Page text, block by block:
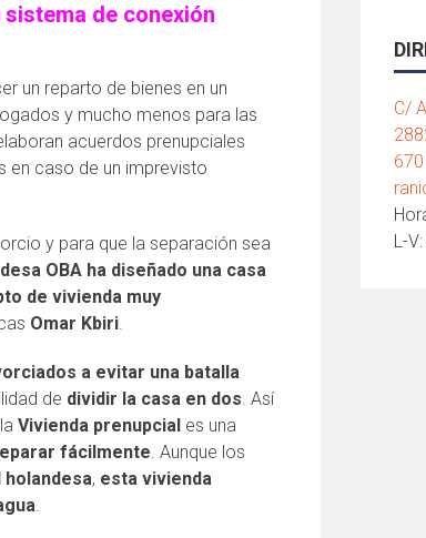
de conexión
un reparto de bienes en un
y mucho menos para las
acuerdos prenupciales
en caso de un imprevisto
y para que la separación sea
OBA ha diseñado una casa
de vivienda muy
Omar Kbiri.
a evitar una batalla
de dividir la casa en dos. Así
Vivienda prenupcial es una
fácilmente. Aunque los
, esta vivienda
.
C/
L-